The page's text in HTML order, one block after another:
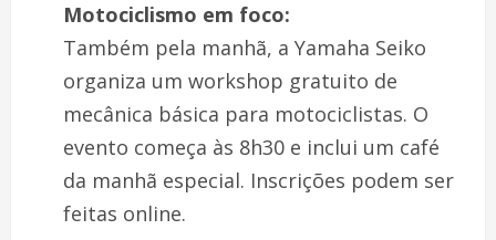
Motociclismo em foco:
Também pela manhã, a Yamaha Seiko
organiza um workshop gratuito de
mecânica básica para motociclistas. O
evento começa às 8h30 e inclui um café
da manhã especial. Inscrições podem ser
feitas online.